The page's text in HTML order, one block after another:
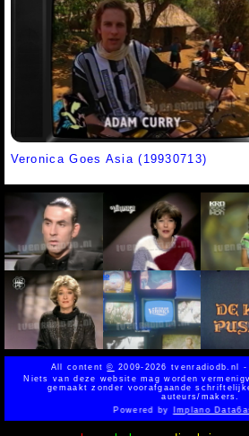
Veronica Goes Asia (19930713)
All content© 2009-2026 tvenradiodb.nl
Niets van deze website mag worden
gemaakt zonder voorafgaande
auteurs/makers.
Powered byImplano